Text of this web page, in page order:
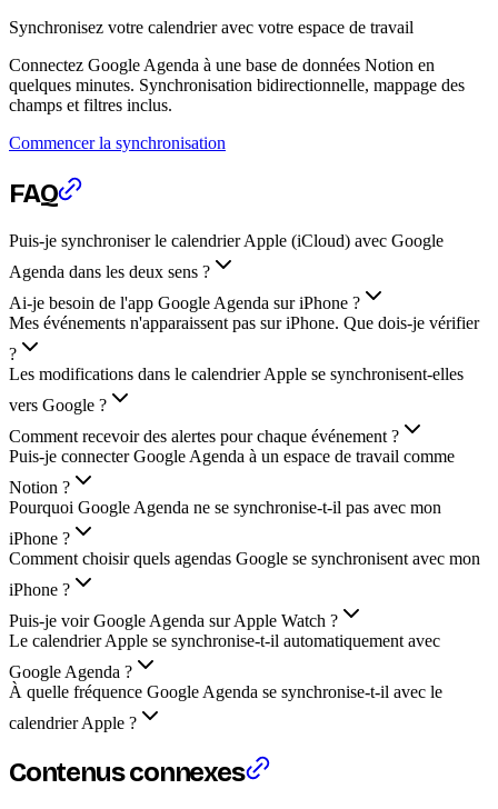
Synchronisez votre calendrier avec votre espace de travail
Connectez Google Agenda à une base de données Notion en
quelques minutes. Synchronisation bidirectionnelle, mappage des
champs et filtres inclus.
Commencer la synchronisation
FAQ
Puis-je synchroniser le calendrier Apple (iCloud) avec Google
Agenda dans les deux sens ?
Ai-je besoin de l'app Google Agenda sur iPhone ?
Mes événements n'apparaissent pas sur iPhone. Que dois-je vérifier
?
Les modifications dans le calendrier Apple se synchronisent-elles
vers Google ?
Comment recevoir des alertes pour chaque événement ?
Puis-je connecter Google Agenda à un espace de travail comme
Notion ?
Pourquoi Google Agenda ne se synchronise-t-il pas avec mon
iPhone ?
Comment choisir quels agendas Google se synchronisent avec mon
iPhone ?
Puis-je voir Google Agenda sur Apple Watch ?
Le calendrier Apple se synchronise-t-il automatiquement avec
Google Agenda ?
À quelle fréquence Google Agenda se synchronise-t-il avec le
calendrier Apple ?
Contenus connexes